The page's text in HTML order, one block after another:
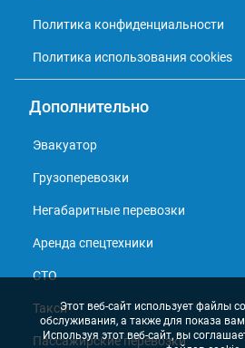
Политика конфиденциальности
Политика использования cookies
Дополнительно
Эвакуатор
Грузоперевозки
Негабаритные перевозки
Аренда спецтехники
СТО
Такси
Пассажирские перевозки
Этот веб-сайт использует файлы
обслуживания, а также для показа
Используя этот веб-сайт, вы